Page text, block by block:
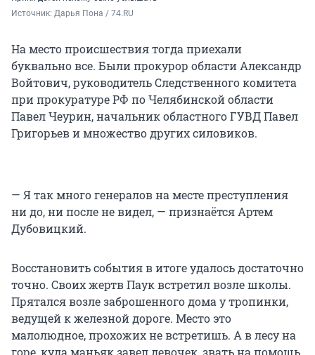
Источник: Дарья Пона / 74.RU
На место происшествия тогда приехали
буквально все. Были прокурор области Александр
Войтович, руководитель Следственного комитета
при прокуратуре РФ по Челябинской области
Павел Чеурин, начальник областного ГУВД Павел
Григорьев и множество других силовиков.
— Я так много генералов на месте преступления
ни до, ни после не видел, — признаётся Артем
Дубовицкий.
Восстановить события в итоге удалось достаточно
точно. Своих жертв Паук встретил возле школы.
Прятался возле заброшенного дома у тропинки,
ведущей к железной дороге. Место это
малолюдное, прохожих не встретишь. А в лесу на